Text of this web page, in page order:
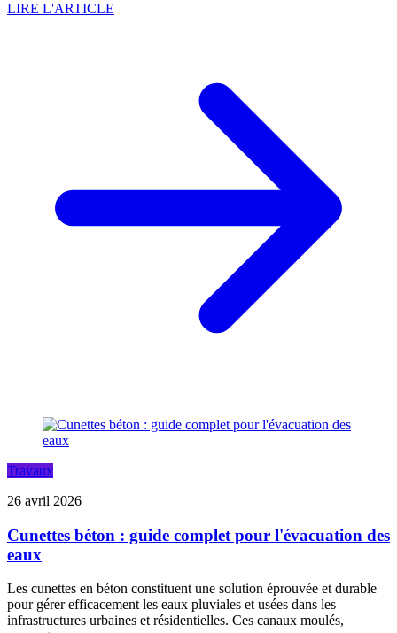
LIRE L'ARTICLE
Travaux
26 avril 2026
Cunettes béton : guide complet pour l'évacuation des
eaux
Les cunettes en béton constituent une solution éprouvée et durable
pour gérer efficacement les eaux pluviales et usées dans les
infrastructures urbaines et résidentielles. Ces canaux moulés,